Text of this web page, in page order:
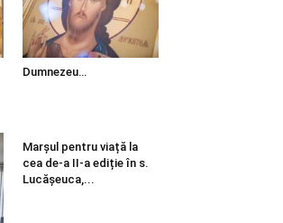
Dumnezeu…
Marșul pentru viață la
cea de-a II-a ediție în s.
Lucășeuca,...